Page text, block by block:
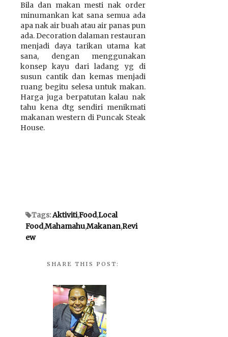
Bila dan makan mesti nak order
minumankan kat sana semua ada
apa nak air buah atau air panas pun
ada. Decoration dalaman restauran
menjadi daya tarikan utama kat
sana, dengan menggunakan
konsep kayu dari ladang yg di
susun cantik dan kemas menjadi
ruang begitu selesa untuk makan.
Harga juga berpatutan kalau nak
tahu kena dtg sendiri menikmati
makanan western di Puncak Steak
House.
Tags:Aktiviti,Food,Local
Food,Mahamahu,Makanan,Revi
ew
SHARE THIS POST: